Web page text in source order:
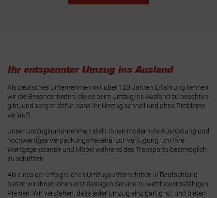
Ihr entspannter Umzug ins Ausland
Als deutsches Unternehmen mit über 120 Jahren Erfahrung kennen
wir die Besonderheiten, die es beim Umzug ins Ausland zu beachten
gibt, und sorgen dafür, dass Ihr Umzug schnell und ohne Probleme
verläuft.
Unser Umzugsunternehmen stellt Ihnen modernste Ausrüstung und
hochwertiges Verpackungsmaterial zur Verfügung, um Ihre
Wertgegenstände und Möbel während des Transports bestmöglich
zu schützen.
Als eines der erfolgreichen Umzugsunternehmen in Deutschland
bieten wir Ihnen einen erstklassigen Service zu wettbewerbsfähigen
Preisen. Wir verstehen, dass jeder Umzug einzigartig ist, und bieten